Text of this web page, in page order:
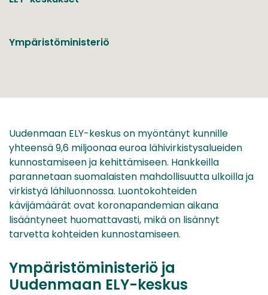
Ympäristöministeriö
Uudenmaan ELY-keskus on myöntänyt kunnille
yhteensä 9,6 miljoonaa euroa lähivirkistysalueiden
kunnostamiseen ja kehittämiseen. Hankkeilla
parannetaan suomalaisten mahdollisuutta ulkoilla ja
virkistyä lähiluonnossa. Luontokohteiden
kävijämäärät ovat koronapandemian aikana
lisääntyneet huomattavasti, mikä on lisännyt
tarvetta kohteiden kunnostamiseen.
Ympäristöministeriö ja
Uudenmaan ELY-keskus